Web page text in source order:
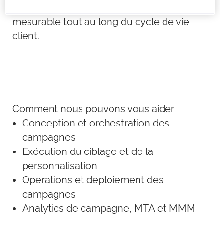
mesurable tout au long du cycle de vie
client.
Comment nous pouvons vous aider
Conception et orchestration des
campagnes
Exécution du ciblage et de la
personnalisation
Opérations et déploiement des
campagnes
Analytics de campagne, MTA et MMM